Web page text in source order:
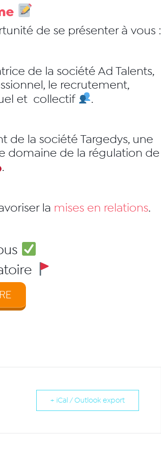
de se présenter à vous :
de la société Ad Talents,
le recrutement,
et collectif
​.
de la société Targedys, une
domaine de la régulation de
​.
la mises en relations.
+ iCal / Outlook export